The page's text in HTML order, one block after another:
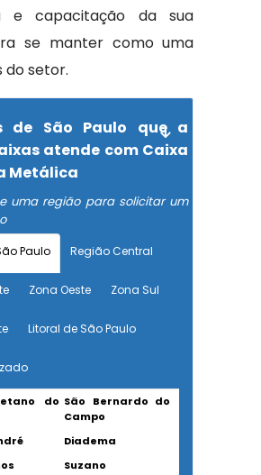
e capacitação da sua
se manter como uma
do setor.
de São Paulo que a
atende com Caixa
Metálica
uma região para solicitar um
Paulo Região Central
Zona Oeste Zona Sul
Litoral de São Paulo
do São Bernardo do
Campo
Diadema
Suzano